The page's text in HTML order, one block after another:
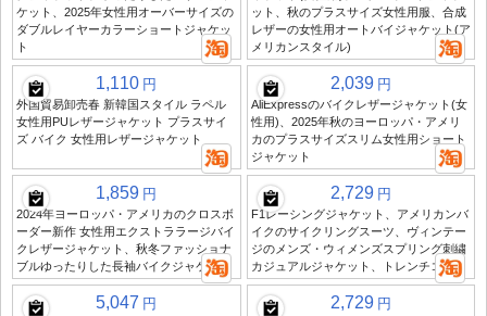
ケット、2025年女性用オーバーサイズの
ダブルレイヤーカラーショートジャケッ
ト
ット、秋のプラスサイズ女性用服、合成
レザーの女性用オートバイジャケット(ア
メリカンスタイル)
1,110 円
外国貿易卸売春 新韓国スタイル ラペル
女性用PUレザージャケット プラスサイ
ズ バイク 女性用レザージャケット
2,039 円
AliExpressのバイクレザージャケット(女
性用)、2025年秋のヨーロッパ・アメリ
カのプラスサイズスリム女性用ショート
ジャケット
1,859 円
2024年ヨーロッパ・アメリカのクロスボ
ーダー新作 女性用エクストララージバイ
クレザージャケット、秋冬ファッショナ
ブルゆったりした長袖バイクジャケット
2,729 円
F1レーシングジャケット、アメリカンバ
イクのサイクリングスーツ、ヴィンテー
ジのメンズ・ウィメンズスプリング刺繍
カジュアルジャケット、トレンチコート
5,047 円 2,729 円